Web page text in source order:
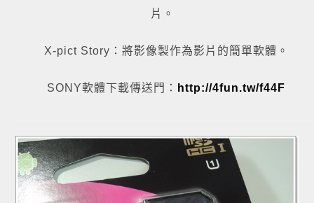
片。
X-pict Story：將影像製作為影片的簡單軟體。
SONY軟體下載傳送門： http://4fun.tw/f44F